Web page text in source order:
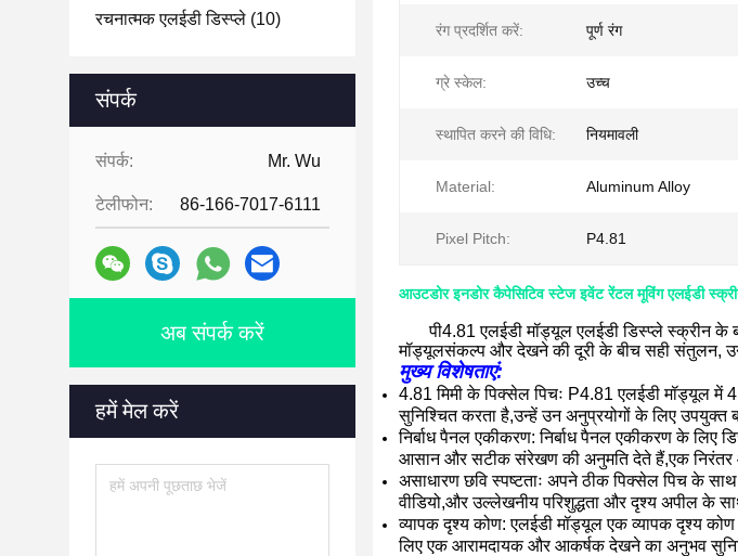
रचनात्मक एलईडी डिस्प्ले (10)
संपर्क
संपर्क: Mr. Wu
टेलीफोन: 86-166-7017-6111
अब संपर्क करें
हमें मेल करें
रंग प्रदर्शित करें: पूर्ण रंग
ग्रे स्केल: उच्च
स्थापित करने की विधि: नियमावली
Material: Aluminum Alloy
Pixel Pitch: P4.81
आउटडोर इनडोर कैपेसिटिव स्टेज इवेंट रेंटल मूविंग एलईडी
पी4.81 एलईडी मॉड्यूल एलईडी डिस्प्ले स्क्रीन के
मॉड्यूलसंकल्प और देखने की दूरी के बीच सही संतुलन,
मुख्य विशेषताएं:
4.81 मिमी के पिक्सेल पिचः P4.81 एलईडी मॉड्यूल में
सुनिश्चित करता है,उन्हें उन अनुप्रयोगों के लिए उपयुक्त
निर्बाध पैनल एकीकरण: निर्बाध पैनल एकीकरण के लिए
आसान और सटीक संरेखण की अनुमति देते हैं,एक निरंतर
असाधारण छवि स्पष्टताः अपने ठीक पिक्सेल पिच के
वीडियो,और उल्लेखनीय परिशुद्धता और दृश्य अपील के
व्यापक दृश्य कोण: एलईडी मॉड्यूल एक व्यापक दृश्य
लिए एक आरामदायक और आकर्षक देखने का अनुभव